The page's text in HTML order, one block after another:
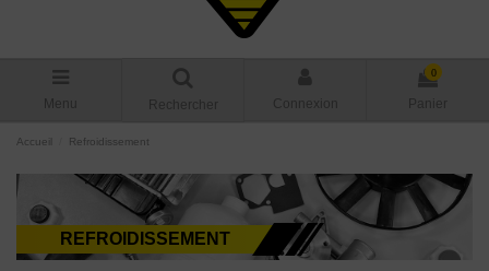
Menu Rechercher Connexion
0
Panier
Accueil Refroidissement
REFROIDISSEMENT